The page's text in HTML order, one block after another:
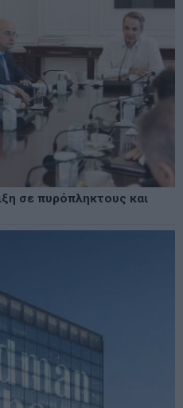
σε πυρόπληκτους και